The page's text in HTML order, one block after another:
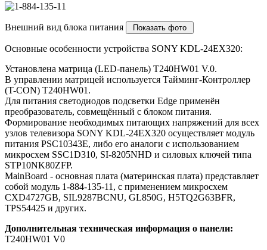
Внешний вид блока питания
Основные особенности устройства SONY KDL-24EX320:
Установлена матрица (LED-панель) T240HW01 V.0.
В управлении матрицей используется Тайминг-Контроллер
(T-CON) T240HW01.
Для питания светодиодов подсветки Edge применён
преобразователь, совмещённый с блоком питания.
Формирование необходимых питающих напряжений для всех
узлов телевизора SONY KDL-24EX320 осуществляет модуль
питания PSC10343E, либо его аналоги c использованием
микросхем SSC1D310, SI-8205NHD и силовых ключей типа
STP10NK80ZFP.
MainBoard - основная плата (материнская плата) представляет
собой модуль 1-884-135-11, с применением микросхем
CXD4727GB, SIL9287BCNU, GL850G, H5TQ2G63BFR,
TPS54425 и других.
Дополнительная техническая информация о панели:
T240HW01 V0